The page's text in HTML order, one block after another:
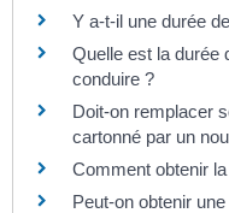
Y a-t-il une durée
Quelle est la durée
conduire ?
Doit-on remplacer
cartonné par un
Comment obtenir
Peut-on obtenir